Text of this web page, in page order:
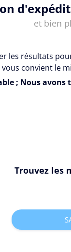
et bien
les résultats
convient le
; Nous avons
Trouvez les